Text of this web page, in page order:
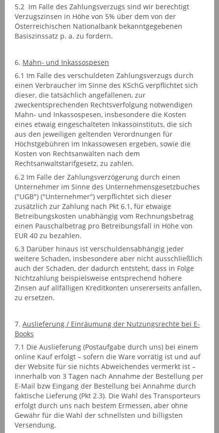
5.2 Im Falle des Zahlungsverzugs sind wir berechtigt
Verzugszinsen in Höhe von 5% über dem von der
Österreichischen Nationalbank bekanntgegebenen
Basiszinssatz p. a. zu fordern.
6. Mahn- und Inkassospesen
6.1 Im Falle des verschuldeten Zahlungsverzugs durch
einen Verbraucher im Sinne des KSchG verpflichtet sich
dieser, die tatsächlich angefallenen, zur
zweckentsprechenden Rechtsverfolgung notwendigen
Mahn- und Inkassospesen, insbesondere die Kosten
eines etwaig eingeschalteten Inkassoinstituts, die sich
aus den jeweiligen geltenden Verordnungen für
Höchstgebühren im Inkassowesen ergeben, sowie die
Kosten von Rechtsanwälten nach dem
Rechtsanwaltstarifgesetz, zu zahlen.
6.2 Im Falle der Zahlungsverzögerung durch einen
Unternehmer im Sinne des Unternehmensgesetzbuches
("UGB") ("Unternehmer") verpflichtet sich dieser
zusätzlich zur Zahlung nach Pkt 6.1, für etwaige
Betreibungskosten unabhängig vom Rechnungsbetrag
einen Pauschalbetrag pro Betreibungsfall in Höhe von
EUR 40 zu bezahlen.
6.3 Darüber hinaus ist verschuldensabhängig jeder
weitere Schaden, insbesondere aber nicht ausschließlich
auch der Schaden, der dadurch entsteht, dass in Folge
Nichtzahlung beispielsweise entsprechend höhere
Zinsen auf allfälligen Kreditkonten unsererseits anfallen,
zu ersetzen.
7. Auslieferung / Einräumung der Nutzungsrechte bei E-
Books
7.1 Die Auslieferung (Postaufgabe durch uns) bei einem
online Kauf erfolgt – sofern die Ware vorrätig ist und auf
der Website für sie nichts Abweichendes vermerkt ist –
innerhalb von 3 Tagen nach Annahme der Bestellung per
E-Mail bzw Eingang der Bestellung bei Annahme durch
faktische Lieferung (Pkt 2.3). Die Wahl des Transporteurs
erfolgt durch uns nach bestem Ermessen, aber ohne
Gewähr für die Wahl der schnellsten und billigsten
Versendung.